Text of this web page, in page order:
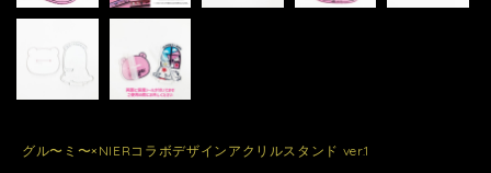
グル〜ミ〜×NIERコラボデザインアクリルスタンド ver.1